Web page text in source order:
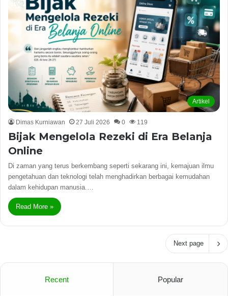
Artikel
Dimas Kurniawan 27 Juli 2026 0 119
Bijak Mengelola Rezeki di Era Belanja
Online
Di zaman yang terus berkembang seperti sekarang ini, kemajuan ilmu
pengetahuan dan teknologi telah menghadirkan berbagai kemudahan
dalam kehidupan manusia.…
Read More »
Next page
Recent Popular